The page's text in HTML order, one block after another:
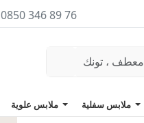
0850 346 89 76
ملابس علوية ملابس سفلية